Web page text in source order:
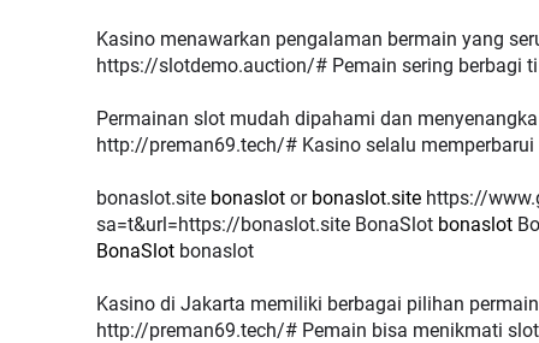
Kasino menawarkan pengalaman bermain yang
https://slotdemo.auction/# Pemain sering berbagi
Permainan slot mudah dipahami dan
http://preman69.tech/# Kasino selalu
bonaslot.site bonaslot or bonaslot.site
sa=t&url=https://bonaslot.site BonaSlot bonaslot
BonaSlot bonaslot
Kasino di Jakarta memiliki berbagai pilihan
http://preman69.tech/# Pemain bisa menikmati